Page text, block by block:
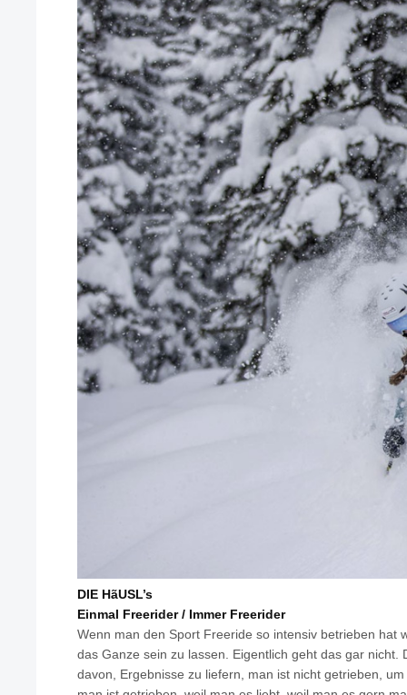
DIE HãUSL’s
Einmal Freerider / Immer Freerider
Wenn man den Sport Freeride so intensiv betrieben hat
das Ganze sein zu lassen. Eigentlich geht das gar nicht.
davon, Ergebnisse zu liefern, man ist nicht getrieben,